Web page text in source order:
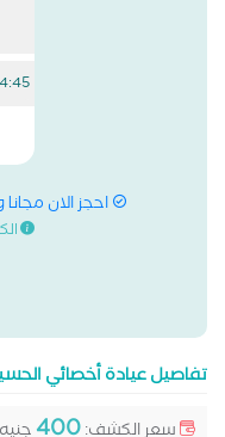
4:45 م
احجز الان
تفاصيل عيادة أخصائي